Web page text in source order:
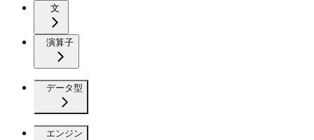
文
演算子
データ型
エンジン